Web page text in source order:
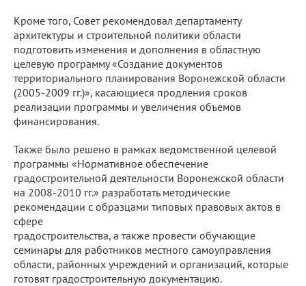
Кроме того, Совет рекомендовал департаменту
архитектуры и строительной политики области
подготовить изменения и дополнения в областную
целевую программу «Создание документов
территориального планирования Воронежской области
(2005-2009 гг.)», касающиеся продления сроков
реализации программы и увеличения объемов
финансирования.
Также было решено в рамках ведомственной целевой
программы «Нормативное обеспечение
градостроительной деятельности Воронежской области
на 2008-2010 гг.» разработать методические
рекомендации с образцами типовых правовых актов в
сфере
градостроительства, а также провести обучающие
семинары для работников местного самоуправления
области, районных учреждений и организаций, которые
готовят градостроительную документацию.